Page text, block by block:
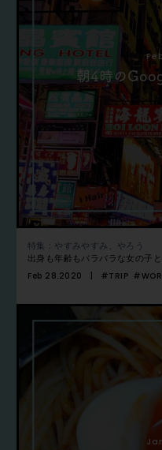
朝4時の
特集：やすみやすみ、やろう
出身も年齢もバラバラな女の子
Feb 28.2020
#TRIP